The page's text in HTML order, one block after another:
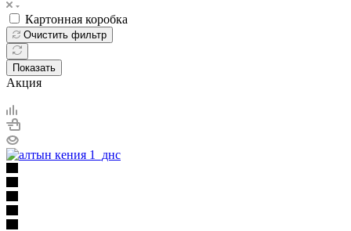
Картонная коробка
Очистить фильтр
Показать
Акция